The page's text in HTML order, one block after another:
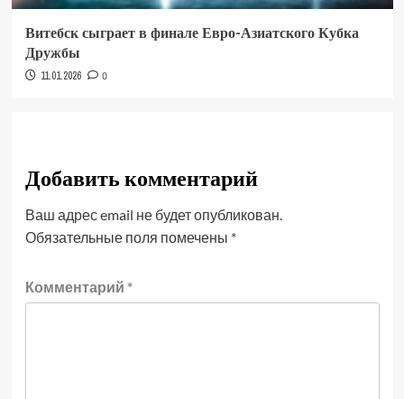
Витебск сыграет в финале Евро-Азиатского Кубка
Дружбы
11.01.2026 0
Добавить комментарий
Ваш адрес email не будет опубликован.
Обязательные поля помечены *
Комментарий *